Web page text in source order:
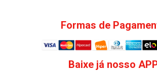
Formas de
Baixe já nosso